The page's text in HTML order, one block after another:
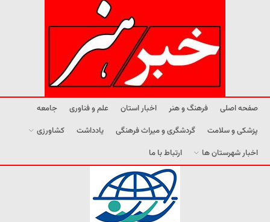
صفحه اصلی فرهنگ و هنر اخبار استان علم و فناوری
جامعه
پزشکی و سلامت
گردشگری و میراث فرهنگی یادداشت
کشاورزی
اخبار شهرستان ها
ارتباط با ما